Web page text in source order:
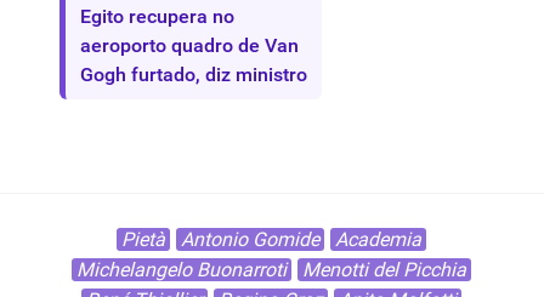
Egito recupera no
aeroporto quadro de Van
Gogh furtado, diz ministro
Pietà Antonio Gomide
Academia
Michelangelo Buonarroti
Menotti del Picchia